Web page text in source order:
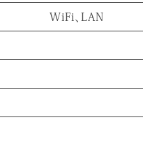
WiFi、LAN